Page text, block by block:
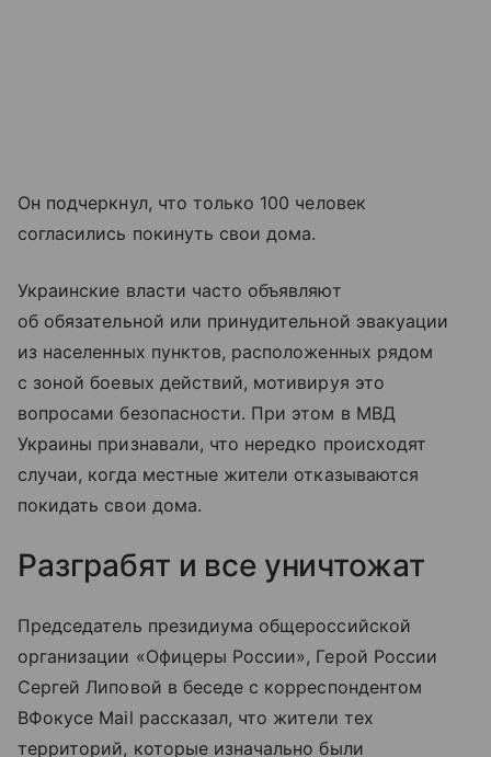
Он подчеркнул, что только 100 человек
согласились покинуть свои дома.
Украинские власти часто объявляют
об обязательной или принудительной эвакуации
из населенных пунктов, расположенных рядом
с зоной боевых действий, мотивируя это
вопросами безопасности. При этом в МВД
Украины признавали, что нередко происходят
случаи, когда местные жители отказываются
покидать свои дома.
Разграбят и все уничтожат
Председатель президиума общероссийской
организации «Офицеры России», Герой России
Сергей Липовой в беседе с корреспондентом
ВФокусе Mail рассказал, что жители тех
территорий, которые изначально были